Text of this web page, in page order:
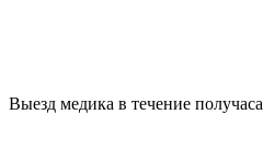
Выезд медика в течение получаса